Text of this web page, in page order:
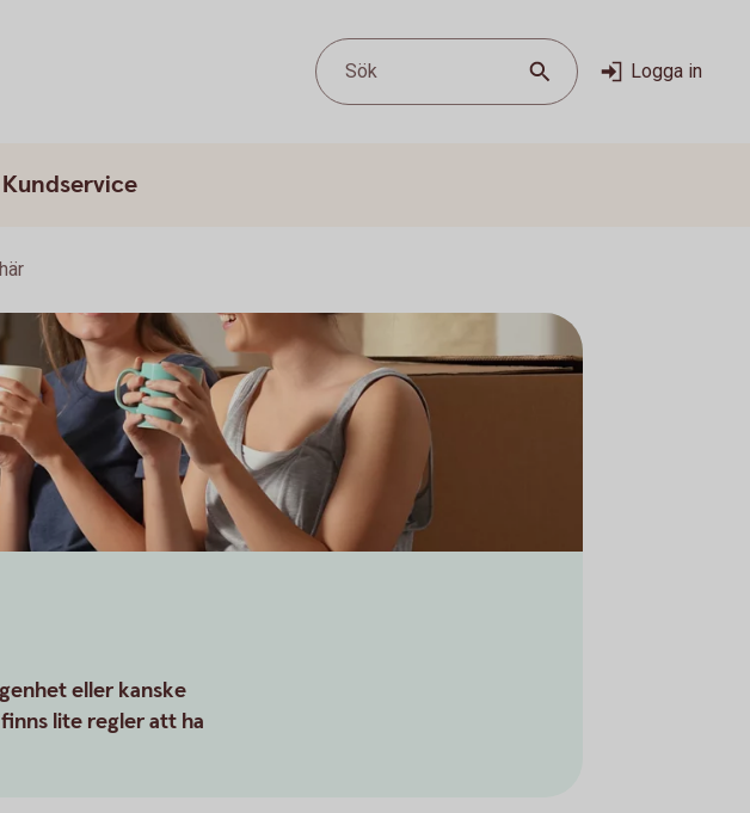
Sök Logga in
Kundservice
eller kanske
lite regler att ha